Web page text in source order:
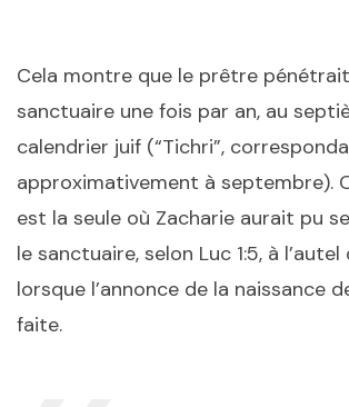
Cela montre que le prêtre
sanctuaire une fois par an, au
calendrier juif (“Tichri”,
approximativement à septembre).
est la seule où Zacharie aurait pu
le sanctuaire, selon Luc 1:5, à
lorsque l’annonce de la naissance
faite.